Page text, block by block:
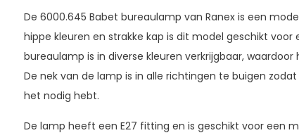
De 6000.645 Babet bureaulamp van Ranex is een
hippe kleuren en strakke kap is dit model geschikt voor
bureaulamp is in diverse kleuren verkrijgbaar,
De nek van de lamp is in alle richtingen te buigen
het nodig hebt.
De lamp heeft een E27 fitting en is geschikt voor een